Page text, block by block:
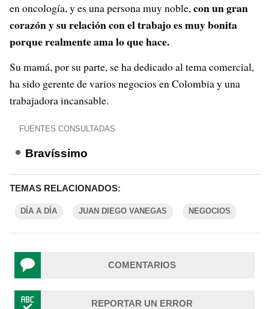
en oncología, y es una persona muy noble,con un gran
corazón y su relación con el trabajo es muy bonita
porque realmente ama lo que hace.
Su mamá, por su parte, se ha dedicado al tema comercial,
ha sido gerente de varios negocios en Colombia y una
trabajadora incansable.
FUENTES CONSULTADAS
Bravíssimo
TEMAS RELACIONADOS:
DÍA A DÍA JUAN DIEGO VANEGAS NEGOCIOS
COMENTARIOS
REPORTAR UN ERROR